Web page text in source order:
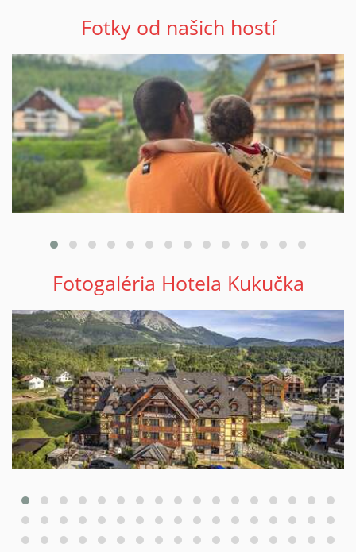
Fotky od našich hostí
Fotogaléria Hotela Kukučka